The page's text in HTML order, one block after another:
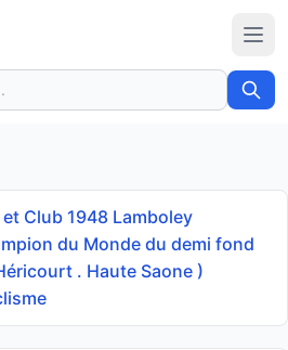
et Club 1948 Lamboley
du Monde du demi fond
. Haute Saone )